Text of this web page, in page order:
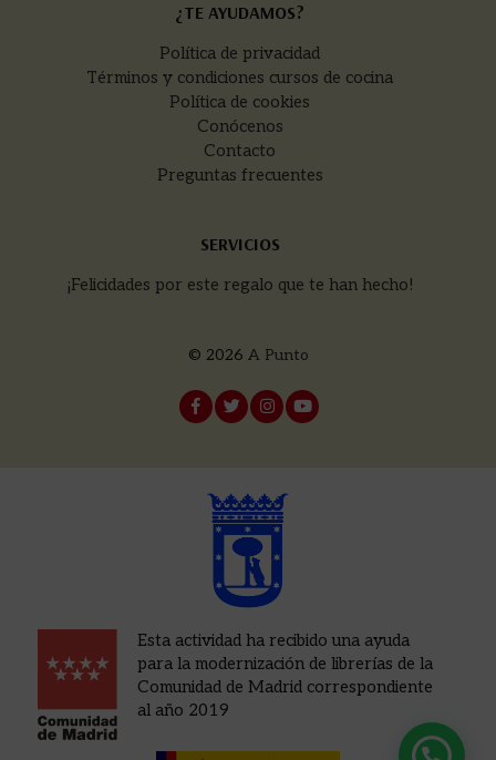
¿TE AYUDAMOS?
Política de privacidad
Términos y condiciones cursos de cocina
Política de cookies
Conócenos
Contacto
Preguntas frecuentes
SERVICIOS
¡Felicidades por este regalo que te han hecho!
© 2026 A Punto
Esta actividad ha recibido una ayuda
para la modernización de librerías de la
Comunidad de Madrid correspondiente
al año 2019